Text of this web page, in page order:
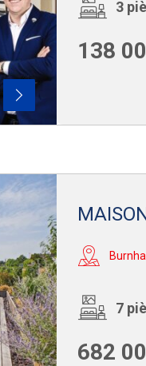
3
138
7
682